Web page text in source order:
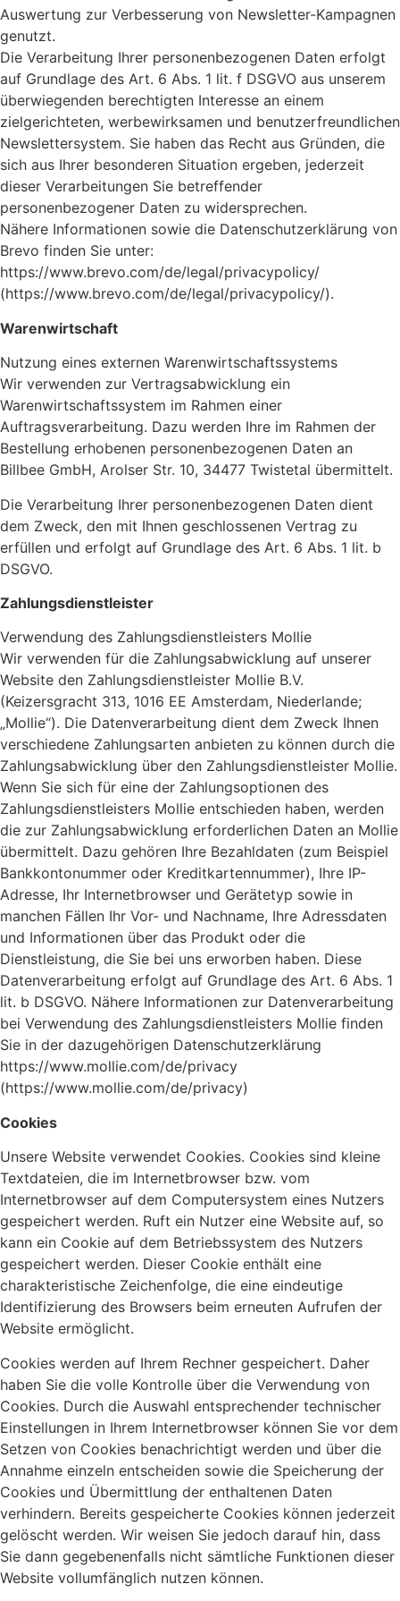
Auswertung zur Verbesserung von Newsletter-Kampagnen
genutzt.
Die Verarbeitung Ihrer personenbezogenen Daten erfolgt
auf Grundlage des Art. 6 Abs. 1 lit. f DSGVO aus unserem
überwiegenden berechtigten Interesse an einem
zielgerichteten, werbewirksamen und benutzerfreundlichen
Newslettersystem. Sie haben das Recht aus Gründen, die
sich aus Ihrer besonderen Situation ergeben, jederzeit
dieser Verarbeitungen Sie betreffender
personenbezogener Daten zu widersprechen.
Nähere Informationen sowie die Datenschutzerklärung von
Brevo finden Sie unter:
https://www.brevo.com/de/legal/privacypolicy/
(https://www.brevo.com/de/legal/privacypolicy/).
Warenwirtschaft
Nutzung eines externen Warenwirtschaftssystems
Wir verwenden zur Vertragsabwicklung ein
Warenwirtschaftssystem im Rahmen einer
Auftragsverarbeitung. Dazu werden Ihre im Rahmen der
Bestellung erhobenen personenbezogenen Daten an
Billbee GmbH, Arolser Str. 10, 34477 Twistetal übermittelt.
Die Verarbeitung Ihrer personenbezogenen Daten dient
dem Zweck, den mit Ihnen geschlossenen Vertrag zu
erfüllen und erfolgt auf Grundlage des Art. 6 Abs. 1 lit. b
DSGVO.
Zahlungsdienstleister
Verwendung des Zahlungsdienstleisters Mollie
Wir verwenden für die Zahlungsabwicklung auf unserer
Website den Zahlungsdienstleister Mollie B.V.
(Keizersgracht 313, 1016 EE Amsterdam, Niederlande;
„Mollie“). Die Datenverarbeitung dient dem Zweck Ihnen
verschiedene Zahlungsarten anbieten zu können durch die
Zahlungsabwicklung über den Zahlungsdienstleister Mollie.
Wenn Sie sich für eine der Zahlungsoptionen des
Zahlungsdienstleisters Mollie entschieden haben, werden
die zur Zahlungsabwicklung erforderlichen Daten an Mollie
übermittelt. Dazu gehören Ihre Bezahldaten (zum Beispiel
Bankkontonummer oder Kreditkartennummer), Ihre IP-
Adresse, Ihr Internetbrowser und Gerätetyp sowie in
manchen Fällen Ihr Vor- und Nachname, Ihre Adressdaten
und Informationen über das Produkt oder die
Dienstleistung, die Sie bei uns erworben haben. Diese
Datenverarbeitung erfolgt auf Grundlage des Art. 6 Abs. 1
lit. b DSGVO. Nähere Informationen zur Datenverarbeitung
bei Verwendung des Zahlungsdienstleisters Mollie finden
Sie in der dazugehörigen Datenschutzerklärung
https://www.mollie.com/de/privacy
(https://www.mollie.com/de/privacy)
Cookies
Unsere Website verwendet Cookies. Cookies sind kleine
Textdateien, die im Internetbrowser bzw. vom
Internetbrowser auf dem Computersystem eines Nutzers
gespeichert werden. Ruft ein Nutzer eine Website auf, so
kann ein Cookie auf dem Betriebssystem des Nutzers
gespeichert werden. Dieser Cookie enthält eine
charakteristische Zeichenfolge, die eine eindeutige
Identifizierung des Browsers beim erneuten Aufrufen der
Website ermöglicht.
Cookies werden auf Ihrem Rechner gespeichert. Daher
haben Sie die volle Kontrolle über die Verwendung von
Cookies. Durch die Auswahl entsprechender technischer
Einstellungen in Ihrem Internetbrowser können Sie vor dem
Setzen von Cookies benachrichtigt werden und über die
Annahme einzeln entscheiden sowie die Speicherung der
Cookies und Übermittlung der enthaltenen Daten
verhindern. Bereits gespeicherte Cookies können jederzeit
gelöscht werden. Wir weisen Sie jedoch darauf hin, dass
Sie dann gegebenenfalls nicht sämtliche Funktionen dieser
Website vollumfänglich nutzen können.